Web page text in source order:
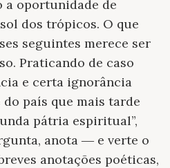
a oportunidade de
dos trópicos. O que
seguintes merece ser
Praticando de caso
e certa ignorância
país que mais tarde
pátria espiritual”,
anota ― e verte o
anotações poéticas,